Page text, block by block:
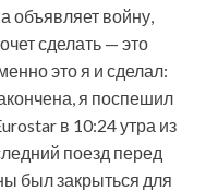
объявляет войну,
сделать — это
это я и сделал:
я поспешил
в 10:24 утра из
поезд перед
был закрыться для